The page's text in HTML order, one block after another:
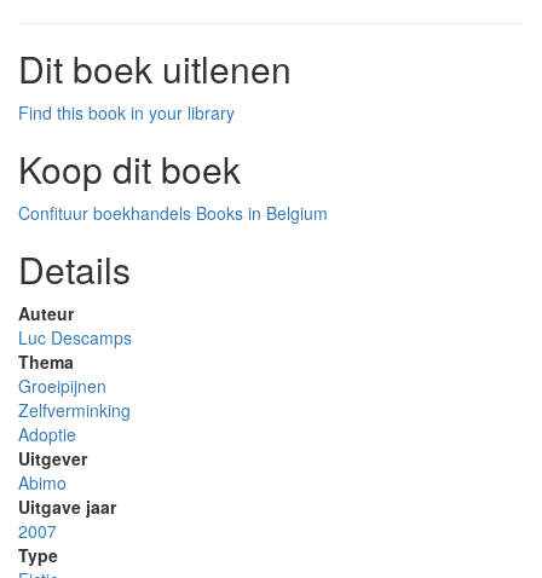
Dit boek uitlenen
Find this book in your library
Koop dit boek
Confituur boekhandels Books in Belgium
Details
Auteur
Luc Descamps
Thema
Groeipijnen
Zelfverminking
Adoptie
Uitgever
Abimo
Uitgave jaar
2007
Type